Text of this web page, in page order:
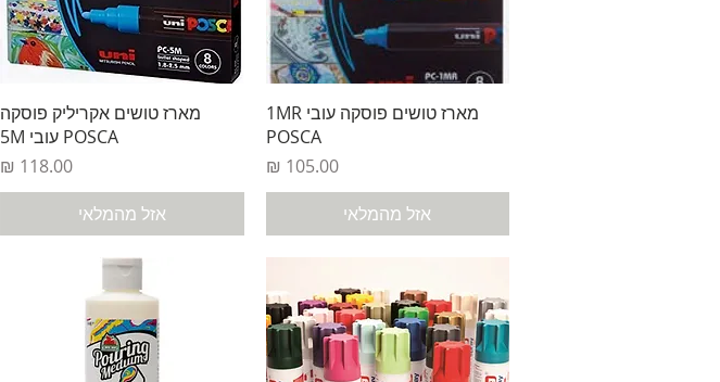
תצוגה מהירה
מארז טושים פוסקה עובי 1MR
POSCA
מחיר‏105.00 ‏₪
אזל מהמלאי
תצוגה מהירה
מארז טושים אקריליק פוסקה
POSCA עובי 5M
מחיר
אזל מהמלאי